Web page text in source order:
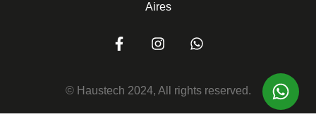
Aires
© Haustech 2024, All rights reserved.